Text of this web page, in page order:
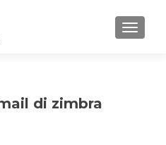
di zimbra